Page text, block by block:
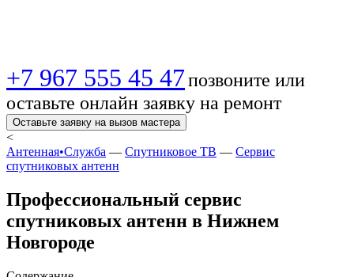
+7 967 555 45 47позвоните или
оставьте онлайн заявку на ремонт
Оставьте заявку на вызов мастера
<
Антенная•Служба — Спутниковое ТВ — Сервис
спутниковых антенн
Профессиональный сервис
спутниковых антенн в Нижнем
Новгороде